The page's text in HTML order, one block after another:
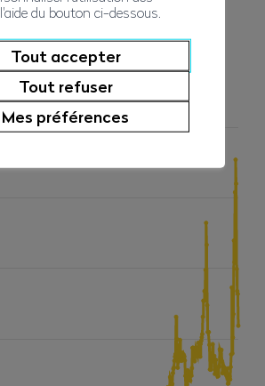
Gaz
EUR/MWh
du bouton ci-dessous.
Tout accepter
Tout refuser
Mes préférences